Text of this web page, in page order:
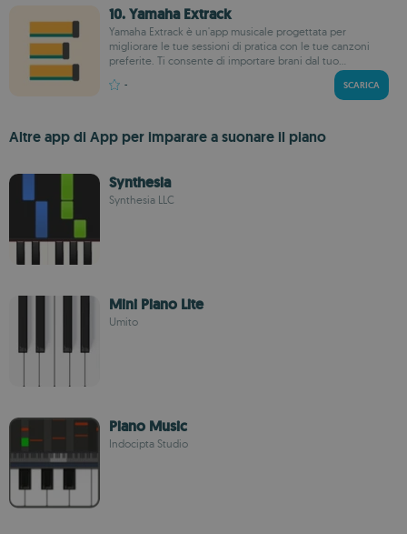
10. Yamaha Extrack
Yamaha Extrack è un'app musicale progettata per
migliorare le tue sessioni di pratica con le tue canzoni
preferite. Ti consente di importare brani dal tuo...
- SCARICA
Altre app di App per imparare a suonare il piano
Synthesia
Synthesia LLC
Mini Piano Lite
Umito
Piano Music
Indocipta Studio